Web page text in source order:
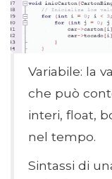
Variabile: la
che può
interi, float,
nel tempo.
Sintassi di